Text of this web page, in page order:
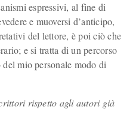
espressivi, al fine di
e muoversi d’anticipo,
del lettore, è poi ciò che
e si tratta di un percorso
del mio personale modo di
rispetto agli autori già